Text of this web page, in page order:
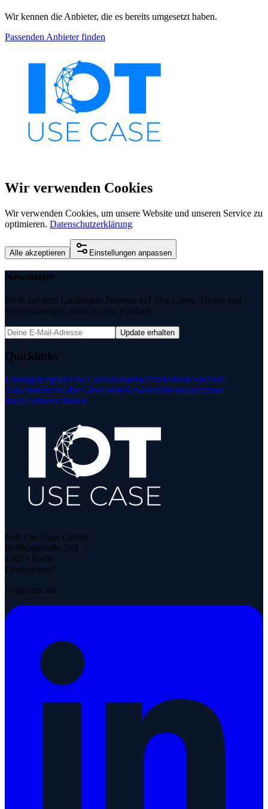
Wir kennen die Anbieter, die es bereits umgesetzt haben.
Passenden Anbieter finden
Wir verwenden Cookies
Wir verwenden Cookies, um unsere Website und unseren Service zu
optimieren. Datenschutzerklärung
Alle akzeptieren Einstellungen anpassen
Newsletter
Bleib auf dem Laufenden: Neueste IoT Use Cases, Trends und
Veranstaltungen direkt in dein Postfach.
Update erhalten
Quicklinks
LösungsbeispieleUse CasesBausteinePartnerPodcastsZum
AnwenderkreisÜber UnsEventsNewsletterKontaktPartner
PortalAnbieter finden
IIoT Use Case GmbH
Rollbergstraße 28A
12053 Berlin
Deutschland
Folge uns auf: